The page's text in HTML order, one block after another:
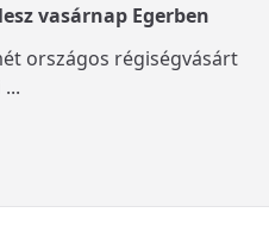
vasárnap Egerben
országos régiségvásárt
...